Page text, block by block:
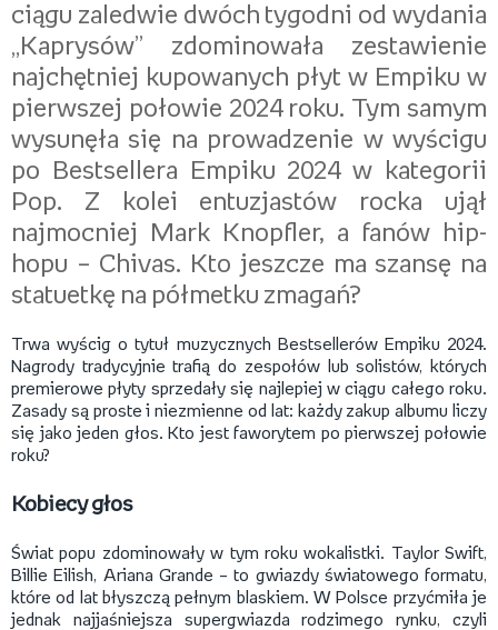
ciągu zaledwie dwóch tygodni od wydania
„Kaprysów” zdominowała zestawienie
najchętniej kupowanych płyt w Empiku w
pierwszej połowie 2024 roku. Tym samym
wysunęła się na prowadzenie w wyścigu
po Bestsellera Empiku 2024 w kategorii
Pop. Z kolei entuzjastów rocka ujął
najmocniej Mark Knopfler, a fanów hip-
hopu – Chivas. Kto jeszcze ma szansę na
statuetkę na półmetku zmagań?
Trwa wyścig o tytuł muzycznych Bestsellerów Empiku 2024.
Nagrody tradycyjnie trafią do zespołów lub solistów, których
premierowe płyty sprzedały się najlepiej w ciągu całego roku.
Zasady są proste i niezmienne od lat: każdy zakup albumu liczy
się jako jeden głos. Kto jest faworytem po pierwszej połowie
roku?
Kobiecy głos
Świat popu zdominowały w tym roku wokalistki. Taylor Swift,
Billie Eilish, Ariana Grande – to gwiazdy światowego formatu,
które od lat błyszczą pełnym blaskiem. W Polsce przyćmiła je
jednak najjaśniejsza supergwiazda rodzimego rynku, czyli